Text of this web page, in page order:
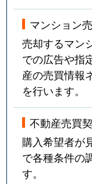
マンション
売却するマン
での広告や指
産の売買情報
を行います。
不動産売買
購入希望者が
で各種条件の
す。